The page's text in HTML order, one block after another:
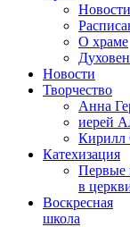
О храме
Новости
Творчество
Анна
иерей
Кирилл
Катехизация
Первые
в
Воскресная
школа